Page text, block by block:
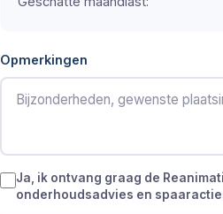
Opmerkingen
Ja, ik ontvang graag de
onderhoudsadvies en